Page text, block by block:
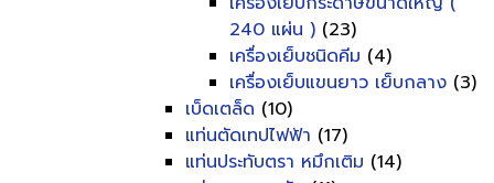
240 แผ่น ) (23)
เครื่องเย็บชนิดคีม (4)
เครื่องเย็บแขนยาว เย็บกลาง (3)
เบ็ดเตล็ด (10)
แท่นตัดเทปไฟฟ้า (17)
แท่นประทับตรา หมึกเติม (14)